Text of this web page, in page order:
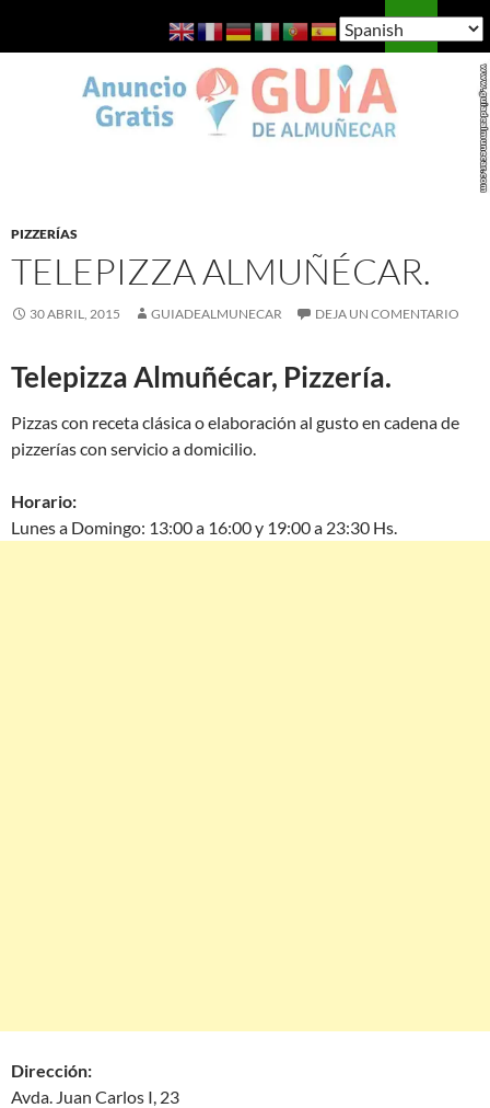
Guía de Almuñécar
MENÚ
PIZZERÍAS
TELEPIZZA ALMUÑÉCAR.
30 ABRIL, 2015 GUIADEALMUNECAR DEJA UN COMENTARIO
Telepizza Almuñécar, Pizzería.
Pizzas con receta clásica o elaboración al gusto en cadena de
pizzerías con servicio a domicilio.
Horario:
Lunes a Domingo: 13:00 a 16:00 y 19:00 a 23:30 Hs.
Dirección:
Avda. Juan Carlos I, 23